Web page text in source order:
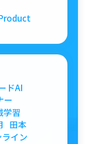
ドAI
ー
学習
田本
イン